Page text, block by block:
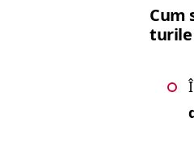
Cum
turile